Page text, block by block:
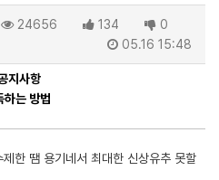
24656 134
0
05.16 15:48
지사항
는 방법
한 땜 용기네서 최대한 신상유추 못할